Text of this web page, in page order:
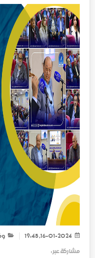
مشاركة عبر :